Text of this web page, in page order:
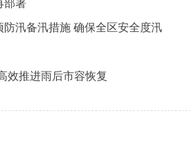
部署
汛备汛措施 确保全区安全度汛
效推进雨后市容恢复